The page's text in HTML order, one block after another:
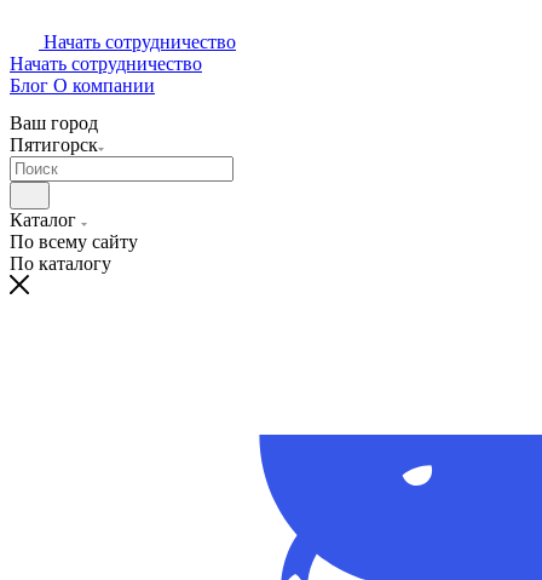
Начать сотрудничество
Начать сотрудничество
Блог О компании
Ваш город
Пятигорск
Каталог
По всему сайту
По каталогу